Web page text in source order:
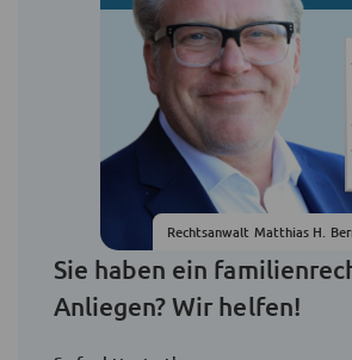
Rechtsanwalt Matthias H.
Sie haben ein
Anliegen? Wir helfen!